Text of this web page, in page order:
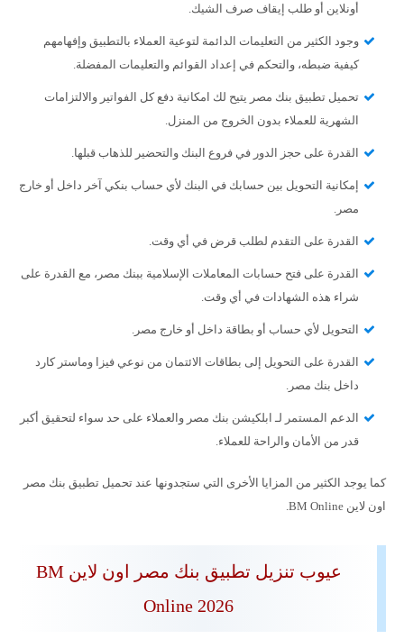
أونلاين أو طلب إيقاف صرف الشيك.
وجود الكثير من التعليمات الدائمة لتوعية العملاء بالتطبيق وإفهامهم
كيفية ضبطه، والتحكم في إعداد القوائم والتعليمات المفضلة.
تحميل تطبيق بنك مصر يتيح لك امكانية دفع كل الفواتير والالتزامات
الشهرية للعملاء بدون الخروج من المنزل.
القدرة على حجز الدور في فروع البنك والتحضير للذهاب قبلها.
إمكانية التحويل بين حسابك في البنك لأي حساب بنكي آخر داخل أو خارج
مصر.
القدرة على التقدم لطلب قرض في أي وقت.
القدرة على فتح حسابات المعاملات الإسلامية ببنك مصر، مع القدرة على
شراء هذه الشهادات في أي وقت.
التحويل لأي حساب أو بطاقة داخل أو خارج مصر.
القدرة على التحويل إلى بطاقات الائتمان من نوعي فيزا وماستر كارد
داخل بنك مصر.
الدعم المستمر لـ ابلكيشن بنك مصر والعملاء على حد سواء لتحقيق أكبر
قدر من الأمان والراحة للعملاء.
كما يوجد الكثير من المزايا الأخرى التي ستجدونها عند تحميل تطبيق بنك مصر
اون لاين BM Online.
عيوب تنزيل تطبيق بنك مصر اون لاين BM
Online 2026